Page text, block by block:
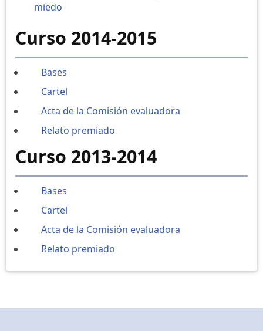
miedo
Curso 2014-2015
Bases
Cartel
Acta de la Comisión evaluadora
Relato premiado
Curso 2013-2014
Bases
Cartel
Acta de la Comisión evaluadora
Relato premiado